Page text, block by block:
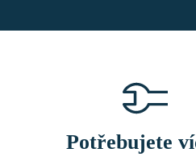
Potřebujete